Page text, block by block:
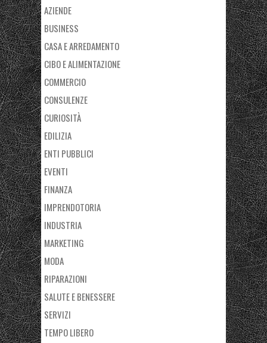
AZIENDE
BUSINESS
CASA E ARREDAMENTO
CIBO E ALIMENTAZIONE
COMMERCIO
CONSULENZE
CURIOSITÀ
EDILIZIA
ENTI PUBBLICI
EVENTI
FINANZA
IMPRENDOTORIA
INDUSTRIA
MARKETING
MODA
RIPARAZIONI
SALUTE E BENESSERE
SERVIZI
TEMPO LIBERO